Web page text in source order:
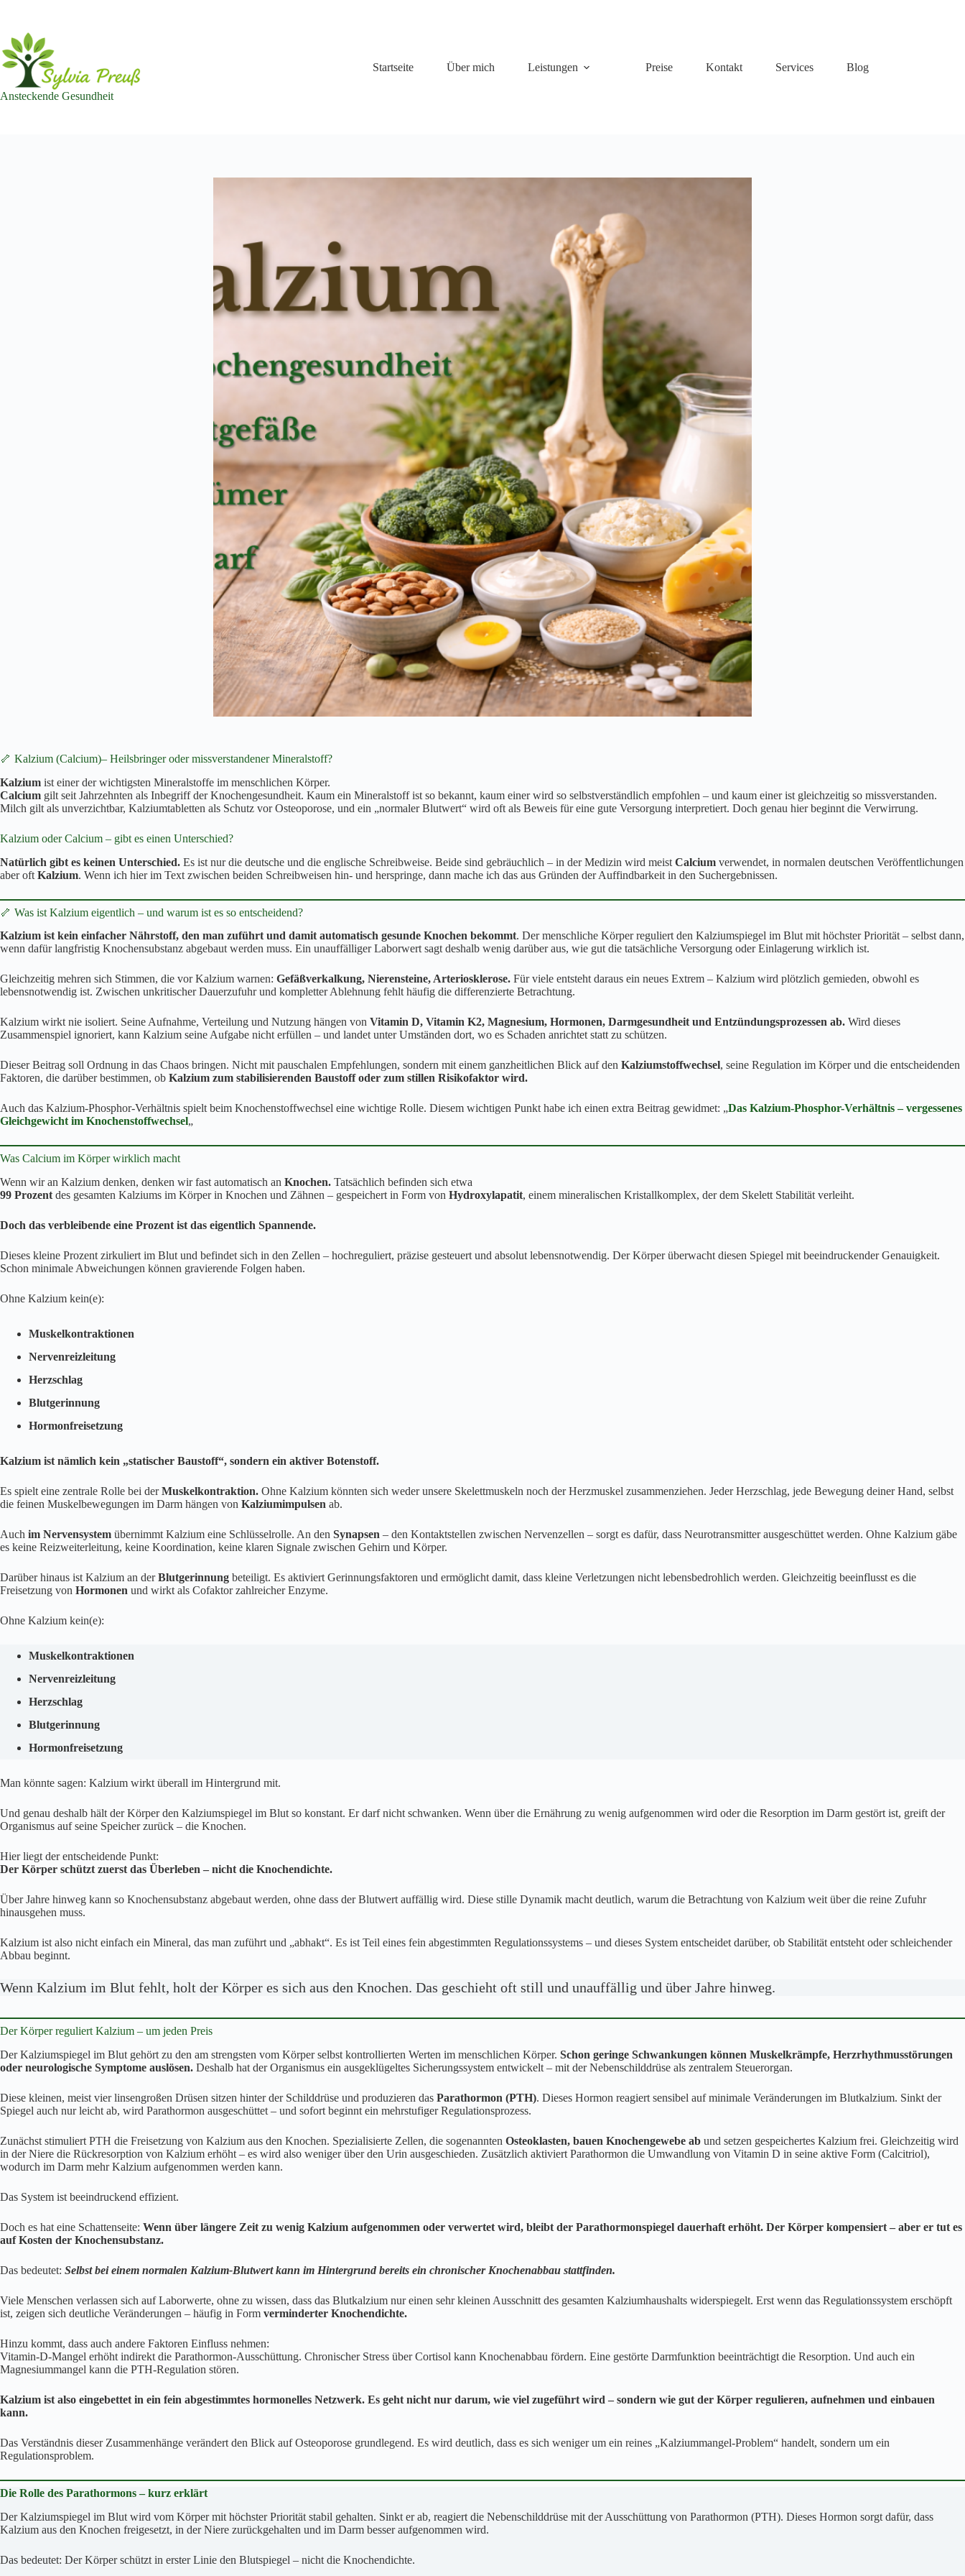
springen
Ansteckende Gesundheit
Startseite Über mich Leistungen Preise Kontakt Services Blog
🦴 Kalzium (Calcium)– Heilsbringer oder missverstandener Mineralstoff?
Kalzium ist einer der wichtigsten Mineralstoffe im menschlichen Körper.
Calcium gilt seit Jahrzehnten als Inbegriff der Knochengesundheit. Kaum ein Mineralstoff ist so bekannt, kaum einer wird so selbstverständlich empfohlen – und kaum einer ist gleichzeitig so missverstanden.
Milch gilt als unverzichtbar, Kalziumtabletten als Schutz vor Osteoporose, und ein „normaler Blutwert“ wird oft als Beweis für eine gute Versorgung interpretiert. Doch genau hier beginnt die Verwirrung.
Kalzium oder Calcium – gibt es einen Unterschied?
Natürlich gibt es keinen Unterschied. Es ist nur die deutsche und die englische Schreibweise. Beide sind gebräuchlich – in der Medizin wird meist Calcium verwendet, in normalen deutschen Veröffentlichungen
aber oft Kalzium. Wenn ich hier im Text zwischen beiden Schreibweisen hin- und herspringe, dann mache ich das aus Gründen der Auffindbarkeit in den Suchergebnissen.
🦴 Was ist Kalzium eigentlich – und warum ist es so entscheidend?
Kalzium ist kein einfacher Nährstoff, den man zuführt und damit automatisch gesunde Knochen bekommt. Der menschliche Körper reguliert den Kalziumspiegel im Blut mit höchster Priorität – selbst dann,
wenn dafür langfristig Knochensubstanz abgebaut werden muss. Ein unauffälliger Laborwert sagt deshalb wenig darüber aus, wie gut die tatsächliche Versorgung oder Einlagerung wirklich ist.
Gleichzeitig mehren sich Stimmen, die vor Kalzium warnen: Gefäßverkalkung, Nierensteine, Arteriosklerose. Für viele entsteht daraus ein neues Extrem – Kalzium wird plötzlich gemieden, obwohl es
lebensnotwendig ist. Zwischen unkritischer Dauerzufuhr und kompletter Ablehnung fehlt häufig die differenzierte Betrachtung.
Kalzium wirkt nie isoliert. Seine Aufnahme, Verteilung und Nutzung hängen von Vitamin D, Vitamin K2, Magnesium, Hormonen, Darmgesundheit und Entzündungsprozessen ab. Wird dieses
Zusammenspiel ignoriert, kann Kalzium seine Aufgabe nicht erfüllen – und landet unter Umständen dort, wo es Schaden anrichtet statt zu schützen.
Dieser Beitrag soll Ordnung in das Chaos bringen. Nicht mit pauschalen Empfehlungen, sondern mit einem ganzheitlichen Blick auf den Kalziumstoffwechsel, seine Regulation im Körper und die entscheidenden
Faktoren, die darüber bestimmen, ob Kalzium zum stabilisierenden Baustoff oder zum stillen Risikofaktor wird.
Auch das Kalzium-Phosphor-Verhältnis spielt beim Knochenstoffwechsel eine wichtige Rolle. Diesem wichtigen Punkt habe ich einen extra Beitrag gewidmet: „Das Kalzium-Phosphor-Verhältnis – vergessenes
Gleichgewicht im Knochenstoffwechsel„
Was Calcium im Körper wirklich macht
Wenn wir an Kalzium denken, denken wir fast automatisch an Knochen. Tatsächlich befinden sich etwa
99 Prozent des gesamten Kalziums im Körper in Knochen und Zähnen – gespeichert in Form von Hydroxylapatit, einem mineralischen Kristallkomplex, der dem Skelett Stabilität verleiht.
Doch das verbleibende eine Prozent ist das eigentlich Spannende.
Dieses kleine Prozent zirkuliert im Blut und befindet sich in den Zellen – hochreguliert, präzise gesteuert und absolut lebensnotwendig. Der Körper überwacht diesen Spiegel mit beeindruckender Genauigkeit.
Schon minimale Abweichungen können gravierende Folgen haben.
Ohne Kalzium kein(e):
Muskelkontraktionen
Nervenreizleitung
Herzschlag
Blutgerinnung
Hormonfreisetzung
Kalzium ist nämlich kein „statischer Baustoff“, sondern ein aktiver Botenstoff.
Es spielt eine zentrale Rolle bei derMuskelkontraktion. Ohne Kalzium könnten sich weder unsere Skelettmuskeln noch der Herzmuskel zusammenziehen. Jeder Herzschlag, jede Bewegung deiner Hand, selbst
die feinen Muskelbewegungen im Darm hängen von Kalziumimpulsen ab.
Auch im Nervensystem übernimmt Kalzium eine Schlüsselrolle. An den Synapsen – den Kontaktstellen zwischen Nervenzellen – sorgt es dafür, dass Neurotransmitter ausgeschüttet werden. Ohne Kalzium gäbe
es keine Reizweiterleitung, keine Koordination, keine klaren Signale zwischen Gehirn und Körper.
Darüber hinaus ist Kalzium an derBlutgerinnung beteiligt. Es aktiviert Gerinnungsfaktoren und ermöglicht damit, dass kleine Verletzungen nicht lebensbedrohlich werden. Gleichzeitig beeinflusst es die
Freisetzung von Hormonen und wirkt als Cofaktor zahlreicher Enzyme.
Ohne Kalzium kein(e):
Muskelkontraktionen
Nervenreizleitung
Herzschlag
Blutgerinnung
Hormonfreisetzung
Man könnte sagen: Kalzium wirkt überall im Hintergrund mit.
Und genau deshalb hält der Körper den Kalziumspiegel im Blut so konstant. Er darf nicht schwanken. Wenn über die Ernährung zu wenig aufgenommen wird oder die Resorption im Darm gestört ist, greift der
Organismus auf seine Speicher zurück – die Knochen.
Hier liegt der entscheidende Punkt:
Der Körper schützt zuerst das Überleben – nicht die Knochendichte.
Über Jahre hinweg kann so Knochensubstanz abgebaut werden, ohne dass der Blutwert auffällig wird. Diese stille Dynamik macht deutlich, warum die Betrachtung von Kalzium weit über die reine Zufuhr
hinausgehen muss.
Kalzium ist also nicht einfach ein Mineral, das man zuführt und „abhakt“. Es ist Teil eines fein abgestimmten Regulationssystems – und dieses System entscheidet darüber, ob Stabilität entsteht oder schleichender
Abbau beginnt.
Wenn Kalzium im Blut fehlt, holt der Körper es sich aus den Knochen. Das geschieht oft still und unauffällig und über Jahre hinweg.
Der Körper reguliert Kalzium – um jeden Preis
Der Kalziumspiegel im Blut gehört zu den am strengsten vom Körper selbst kontrollierten Werten im menschlichen Körper. Schon geringe Schwankungen können Muskelkrämpfe, Herzrhythmusstörungen
oder neurologische Symptome auslösen. Deshalb hat der Organismus ein ausgeklügeltes Sicherungssystem entwickelt – mit der Nebenschilddrüse als zentralem Steuerorgan.
Diese kleinen, meist vier linsengroßen Drüsen sitzen hinter der Schilddrüse und produzieren das Parathormon (PTH). Dieses Hormon reagiert sensibel auf minimale Veränderungen im Blutkalzium. Sinkt der
Spiegel auch nur leicht ab, wird Parathormon ausgeschüttet – und sofort beginnt ein mehrstufiger Regulationsprozess.
Zunächst stimuliert PTH die Freisetzung von Kalzium aus den Knochen. Spezialisierte Zellen, die sogenannten Osteoklasten, bauen Knochengewebe ab und setzen gespeichertes Kalzium frei. Gleichzeitig wird
in der Niere die Rückresorption von Kalzium erhöht – es wird also weniger über den Urin ausgeschieden. Zusätzlich aktiviert Parathormon die Umwandlung von Vitamin D in seine aktive Form (Calcitriol),
wodurch im Darm mehr Kalzium aufgenommen werden kann.
Das System ist beeindruckend effizient.
Doch es hat eine Schattenseite: Wenn über längere Zeit zu wenig Kalzium aufgenommen oder verwertet wird, bleibt der Parathormonspiegel dauerhaft erhöht. Der Körper kompensiert – aber er tut es
auf Kosten der Knochensubstanz.
Das bedeutet: Selbst bei einem normalen Kalzium-Blutwert kann im Hintergrund bereits ein chronischer Knochenabbau stattfinden.
Viele Menschen verlassen sich auf Laborwerte, ohne zu wissen, dass das Blutkalzium nur einen sehr kleinen Ausschnitt des gesamten Kalziumhaushalts widerspiegelt. Erst wenn das Regulationssystem erschöpft
ist, zeigen sich deutliche Veränderungen – häufig in Form verminderter Knochendichte.
Hinzu kommt, dass auch andere Faktoren Einfluss nehmen:
Vitamin-D-Mangel erhöht indirekt die Parathormon-Ausschüttung. Chronischer Stress über Cortisol kann Knochenabbau fördern. Eine gestörte Darmfunktion beeinträchtigt die Resorption. Und auch ein
Magnesiummangel kann die PTH-Regulation stören.
Kalzium ist also eingebettet in ein fein abgestimmtes hormonelles Netzwerk. Es geht nicht nur darum, wie viel zugeführt wird – sondern wie gut der Körper regulieren, aufnehmen und einbauen
kann.
Das Verständnis dieser Zusammenhänge verändert den Blick auf Osteoporose grundlegend. Es wird deutlich, dass es sich weniger um ein reines „Kalziummangel-Problem“ handelt, sondern um ein
Regulationsproblem.
Die Rolle des Parathormons – kurz erklärt
Der Kalziumspiegel im Blut wird vom Körper mit höchster Priorität stabil gehalten. Sinkt er ab, reagiert die Nebenschilddrüse mit der Ausschüttung von Parathormon (PTH). Dieses Hormon sorgt dafür, dass
Kalzium aus den Knochen freigesetzt, in der Niere zurückgehalten und im Darm besser aufgenommen wird.
Das bedeutet: Der Körper schützt in erster Linie den Blutspiegel – nicht die Knochendichte.